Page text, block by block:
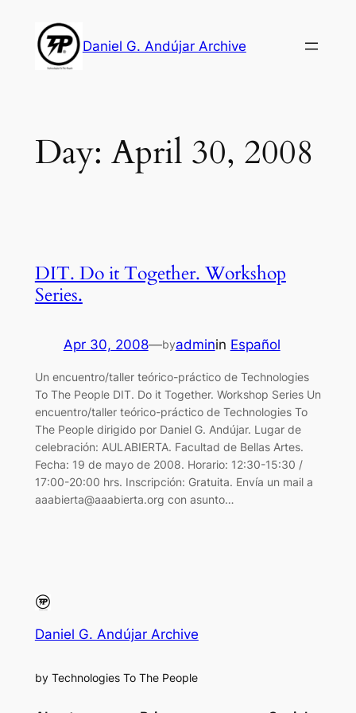
content
Daniel G. Andújar Archive
Day: April 30, 2008
DIT. Do it Together. Workshop
Series.
Apr 30, 2008—byadminin Español
Un encuentro/taller teórico-práctico de Technologies
To The People DIT. Do it Together. Workshop Series Un
encuentro/taller teórico-práctico de Technologies To
The People dirigido por Daniel G. Andújar. Lugar de
celebración: AULABIERTA. Facultad de Bellas Artes.
Fecha: 19 de mayo de 2008. Horario: 12:30-15:30 /
17:00-20:00 hrs. Inscripción: Gratuita. Envía un mail a
aaabierta@aaabierta.org con asunto…
Daniel G. Andújar Archive
by Technologies To The People